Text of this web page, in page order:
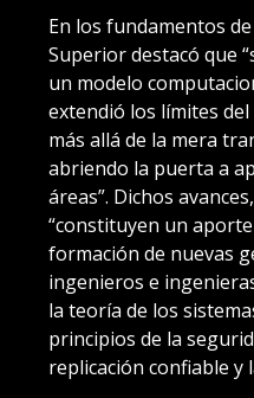
En los fundamentos
Superior destacó que
un modelo
extendió los límites
más allá de la mera
abriendo la puerta a
áreas”. Dichos
“constituyen un
formación de nuevas
ingenieros e
la teoría de los
principios de la
replicación confiable y